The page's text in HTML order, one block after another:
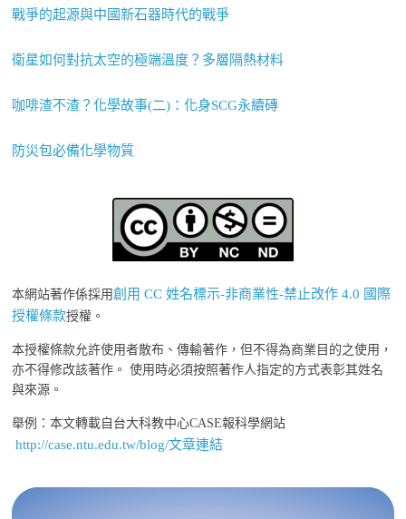
戰爭的起源與中國新石器時代的戰爭
衛星如何對抗太空的極端溫度？多層隔熱材料
咖啡渣不渣？化學故事(二)：化身SCG永續磚
防災包必備化學物質
本網站著作係採用創用 CC 姓名標示-非商業性-禁止改作 4.0 國際
授權條款授權。
本授權條款允許使用者散布、傳輸著作，但不得為商業目的之使用，
亦不得修改該著作。 使用時必須按照著作人指定的方式表彰其姓名
與來源。
舉例：本文轉載自台大科教中心CASE報科學網站
http://case.ntu.edu.tw/blog/文章連結